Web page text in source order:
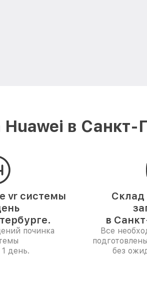
в Санкт-
vr системы
починка
день.
в
Все
без